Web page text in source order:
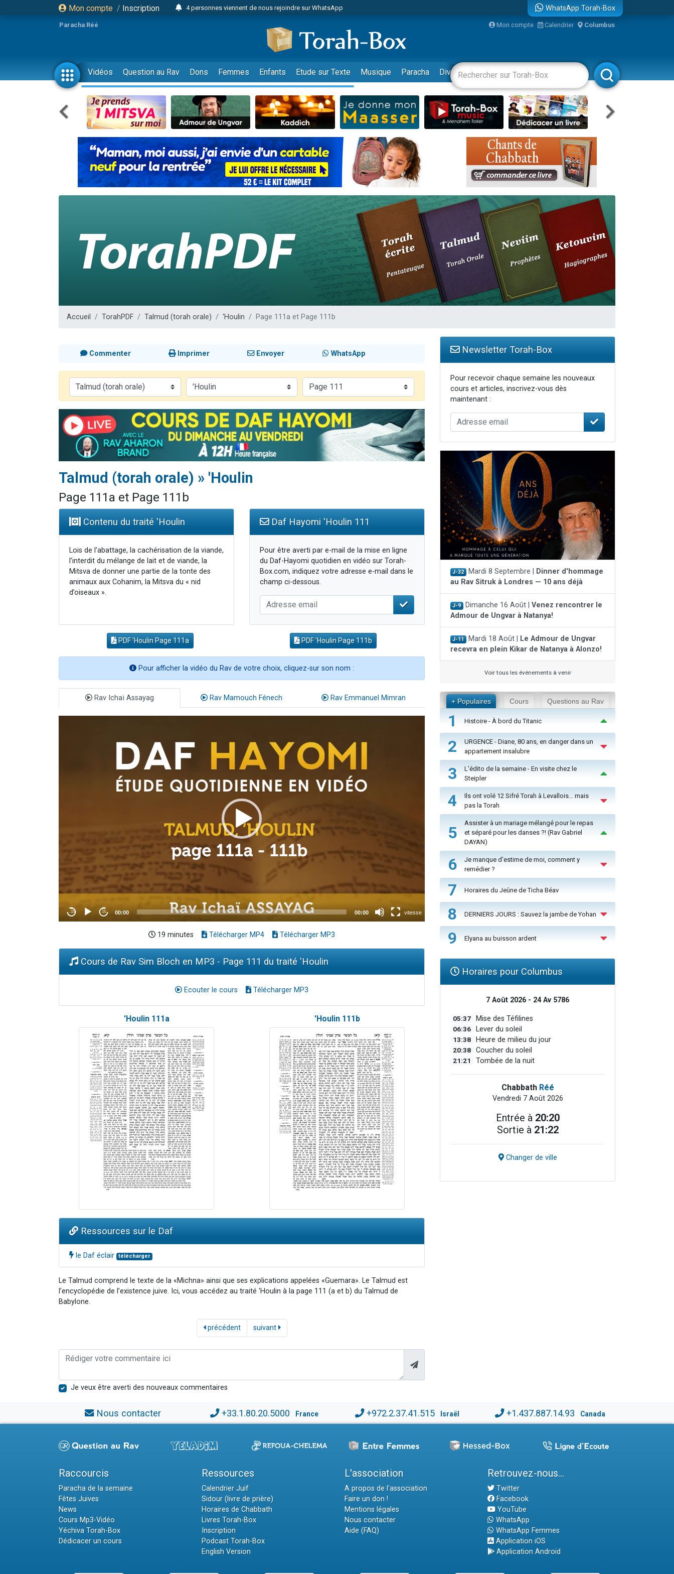
Mon compte / Inscription
4 personnes viennent de nous rejoindre sur WhatsApp
Odaya vient de donner son Maasser
3 personnes viennent de faire un don pour 5 jours de vacances aux Orphelins
3 personnes viennent de faire un don pour Diane, 80 ans, dans un appartement insalubre
13 personnes viennent de demander une bénédiction
2 personnes viennent de nous rejoindre sur WhatsApp
30 personnes viennent de faire un don pour Sauvez la jambe de Yohan
Il reste 49 places pour étudier en groupe sur Zoom
12 nouvelles musiques dans Torah-Box Music
3 personnes viennent de nous rejoindre sur WhatsApp
2 personnes viennent de nous rejoindre sur WhatsApp
3 personnes viennent de nous rejoindre sur WhatsApp
8 personnes viennent de faire un don pour Tsédaka : pauvres d'Israel
Nouvelle émission radio : Visions de grandeur n°104 : Le Chabbath et le Birkat Hamazone à travers le temps
61 personnes viennent de demander une bénédiction
Ariel vient de donner son Maasser
Il reste 49 places pour étudier en groupe sur Zoom
WhatsApp Torah-Box
Paracha Réé Mon compte Calendrier Columbus
Vidéos Question au Rav Dons Femmes Enfants Etude sur Texte Musique Paracha Divertissements Livres Rabbanim
Accueil TorahPDF Talmud (torah orale) 'Houlin Page 111a et Page 111b
Commenter Imprimer Envoyer WhatsApp
Talmud (torah orale) » 'Houlin
Page 111a et Page 111b
Contenu du traité 'Houlin
Lois de l’abattage, la cachérisation de la viande,
l’interdit du mélange de lait et de viande, la
Mitsva de donner une partie de la tonte des
animaux aux Cohanim, la Mitsva du « nid
d’oiseaux ».
Daf Hayomi 'Houlin 111
Pour être averti par e-mail de la mise en ligne
du Daf-Hayomi quotidien en vidéo sur Torah-
Box.com, indiquez votre adresse e-mail dans le
champ ci-dessous.
PDF 'Houlin Page 111a PDF 'Houlin Page 111b
Pour afficher la vidéo du Rav de votre choix, cliquez-sur son nom :
Rav Ichaï Assayag Rav Mamouch Fénech Rav Emmanuel Mimran
19 minutes Télécharger MP4 Télécharger MP3
Cours de Rav Sim Bloch en MP3 - Page 111 du traité 'Houlin
Ecouter le cours Télécharger MP3
'Houlin 111a 'Houlin 111b
Ressources sur le Daf
le Daf éclair télécharger
Le Talmud comprend le texte de la «Michna» ainsi que ses explications appelées «Guemara». Le Talmud est
l’encyclopédie de l’existence juive. Ici, vous accédez au traité 'Houlin à la page 111 (a et b) du Talmud de
Babylone.
précédent suivant
Je veux être averti des nouveaux commentaires
Newsletter Torah-Box
Pour recevoir chaque semaine les nouveaux
cours et articles, inscrivez-vous dès
maintenant :
J-32 Mardi 8 Septembre |
Dinner d'hommage
au Rav Sitruk à Londres — 10 ans déjà
J-9 Dimanche 16 Août | Venez rencontrer le
Admour de Ungvar à Natanya!
J-11 Mardi 18 Août |
Le Admour de Ungvar
recevra en plein Kikar de Natanya à Alonzo!
Voir tous les événements à venir
+ Populaires Cours Questions au Rav
1 Histoire - À bord du Titanic
2
URGENCE - Diane, 80 ans, en danger dans un
appartement insalubre
3
L'édito de la semaine - En visite chez le
Steipler
4
Ils ont volé 12 Sifré Torah à Levallois… mais
pas la Torah
5
Assister à un mariage mélangé pour le repas
et séparé pour les danses ?! (Rav Gabriel
DAYAN)
6
Je manque d'estime de moi, comment y
remédier ?
7 Horaires du Jeûne de Ticha Béav
8 DERNIERS JOURS : Sauvez la jambe de Yohan
9 Elyana au buisson ardent
Horaires pour Columbus
7 Août 2026 - 24 Av 5786
05:37 Mise des Téfilines
06:36 Lever du soleil
13:38 Heure de milieu du jour
20:38 Coucher du soleil
21:21 Tombée de la nuit
Chabbath Réé
Vendredi 7 Août 2026
Entrée à 20:20
Sortie à 21:22
Changer de ville
Nous contacter +33.1.80.20.5000 France +972.2.37.41.515 Israël +1.437.887.14.93 Canada
Raccourcis
Paracha de la semaine
Fêtes Juives
News
Cours Mp3-Vidéo
Yéchiva Torah-Box
Dédicacer un cours
Ressources
Calendrier Juif
Sidour (livre de prière)
Horaires de Chabbath
Livres Torah-Box
Inscription
Podcast Torah-Box
English Version
L'association
A propos de l'association
Faire un don !
Mentions légales
Nous contacter
Aide (FAQ)
Retrouvez-nous...
Twitter
Facebook
YouTube
WhatsApp
WhatsApp Femmes
Application iOS
Application Android